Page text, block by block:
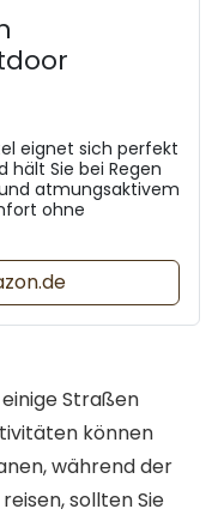
eignet sich perfekt
Sie bei Regen
atmungsaktivem
ohne
Straßen
können
während der
sollten Sie